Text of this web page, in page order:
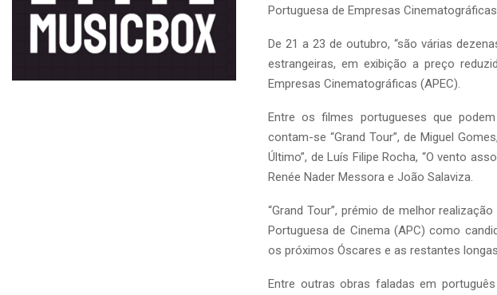
Portuguesa de Empresas
De 21 a 23 de outubro, “são várias
estrangeiras, em exibição a preço
Empresas Cinematográficas (APEC).
Entre os filmes portugueses que
contam-se “Grand Tour”, de Miguel
Último”, de Luís Filipe Rocha, “O vento
Renée Nader Messora e João Salaviza.
“Grand Tour”, prémio de melhor
Portuguesa de Cinema (APC) como
os próximos Óscares e as restantes
Entre outras obras faladas em